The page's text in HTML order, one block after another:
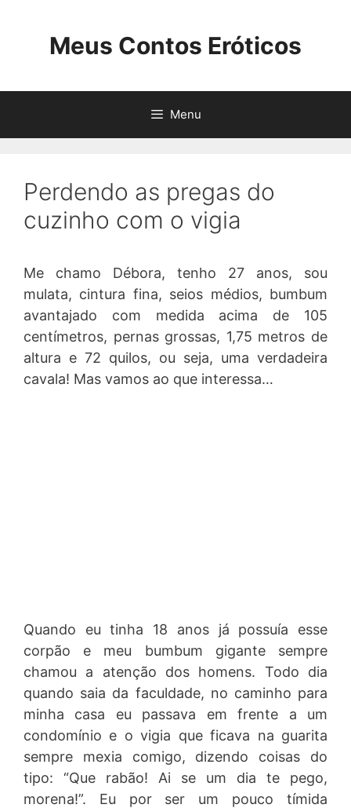
Meus Contos Eróticos
Menu
Perdendo as pregas do
cuzinho com o vigia
Me chamo Débora, tenho 27 anos, sou
mulata, cintura fina, seios médios, bumbum
avantajado com medida acima de 105
centímetros, pernas grossas, 1,75 metros de
altura e 72 quilos, ou seja, uma verdadeira
cavala! Mas vamos ao que interessa…
Quando eu tinha 18 anos já possuía esse
corpão e meu bumbum gigante sempre
chamou a atenção dos homens. Todo dia
quando saia da faculdade, no caminho para
minha casa eu passava em frente a um
condomínio e o vigia que ficava na guarita
sempre mexia comigo, dizendo coisas do
tipo: “Que rabão! Ai se um dia te pego,
morena!”. Eu por ser um pouco tímida